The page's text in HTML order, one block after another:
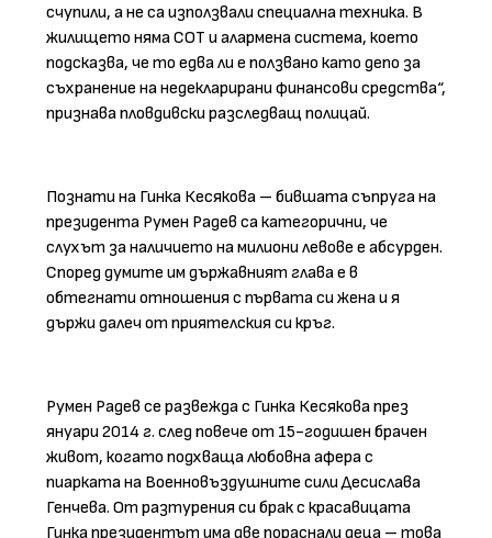
счупили, а не са използвали специална техника. В
жилището няма СОТ и алармена система, което
подсказва, че то едва ли е ползвано като депо за
съхранение на недекларирани финансови средства“,
признава пловдивски разследващ полицай.
Познати на Гинка Кесякова – бившата съпруга на
президента Румен Радев са категорични, че
слухът за наличието на милиони левове е абсурден.
Според думите им държавният глава е в
обтегнати отношения с първата си жена и я
държи далеч от приятелския си кръг.
Румен Радев се развежда с Гинка Кесякова през
януари 2014 г. след повече от 15-годишен брачен
живот, когато подхваща любовна афера с
пиарката на Военновъздушните сили Десислава
Генчева. От разтурения си брак с красавицата
Гинка президентът има две пораснали деца – това